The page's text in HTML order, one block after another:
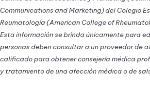
Communications and Marketing) del Colegio
Reumatología (American College of
Esta información se brinda únicamente para
personas deben consultar a un proveedor de
calificado para obtener consejería médica
y tratamiento de una afección médica o de